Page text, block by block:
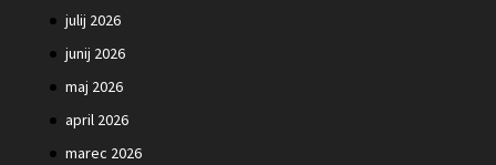
julij 2026
junij 2026
maj 2026
april 2026
marec 2026